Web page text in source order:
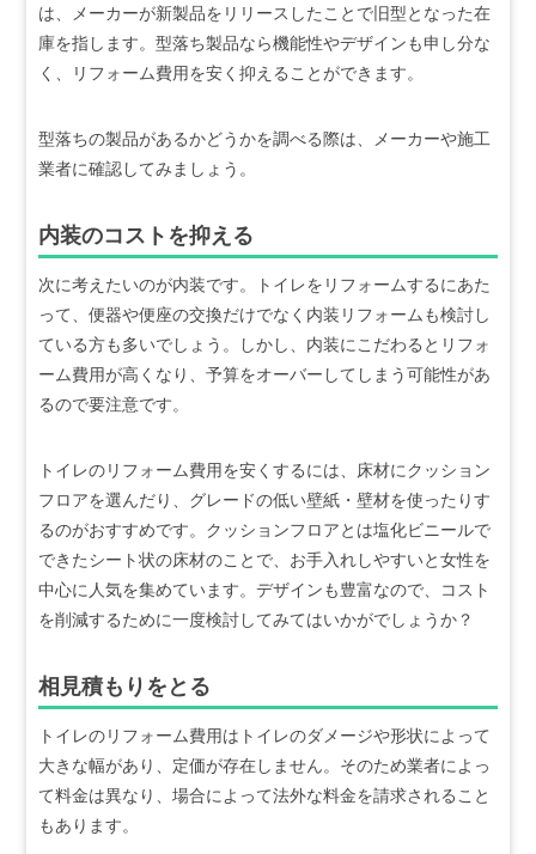
は、メーカーが新製品をリリースしたことで旧型となった在
庫を指します。型落ち製品なら機能性やデザインも申し分な
く、リフォーム費用を安く抑えることができます。
型落ちの製品があるかどうかを調べる際は、メーカーや施工
業者に確認してみましょう。
内装のコストを抑える
次に考えたいのが内装です。トイレをリフォームするにあた
って、便器や便座の交換だけでなく内装リフォームも検討し
ている方も多いでしょう。しかし、内装にこだわるとリフォ
ーム費用が高くなり、予算をオーバーしてしまう可能性があ
るので要注意です。
トイレのリフォーム費用を安くするには、床材にクッション
フロアを選んだり、グレードの低い壁紙・壁材を使ったりす
るのがおすすめです。クッションフロアとは塩化ビニールで
できたシート状の床材のことで、お手入れしやすいと女性を
中心に人気を集めています。デザインも豊富なので、コスト
を削減するために一度検討してみてはいかがでしょうか？
相見積もりをとる
トイレのリフォーム費用はトイレのダメージや形状によって
大きな幅があり、定価が存在しません。そのため業者によっ
て料金は異なり、場合によって法外な料金を請求されること
もあります。